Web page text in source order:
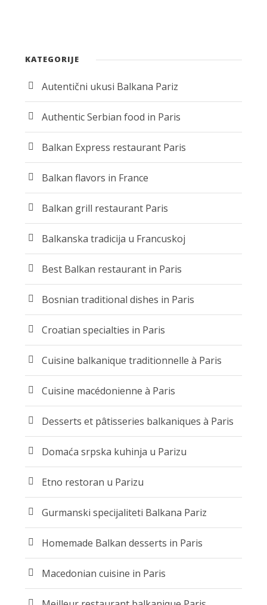
KATEGORIJE
Autentični ukusi Balkana Pariz
Authentic Serbian food in Paris
Balkan Express restaurant Paris
Balkan flavors in France
Balkan grill restaurant Paris
Balkanska tradicija u Francuskoj
Best Balkan restaurant in Paris
Bosnian traditional dishes in Paris
Croatian specialties in Paris
Cuisine balkanique traditionnelle à Paris
Cuisine macédonienne à Paris
Desserts et pâtisseries balkaniques à Paris
Domaća srpska kuhinja u Parizu
Etno restoran u Parizu
Gurmanski specijaliteti Balkana Pariz
Homemade Balkan desserts in Paris
Macedonian cuisine in Paris